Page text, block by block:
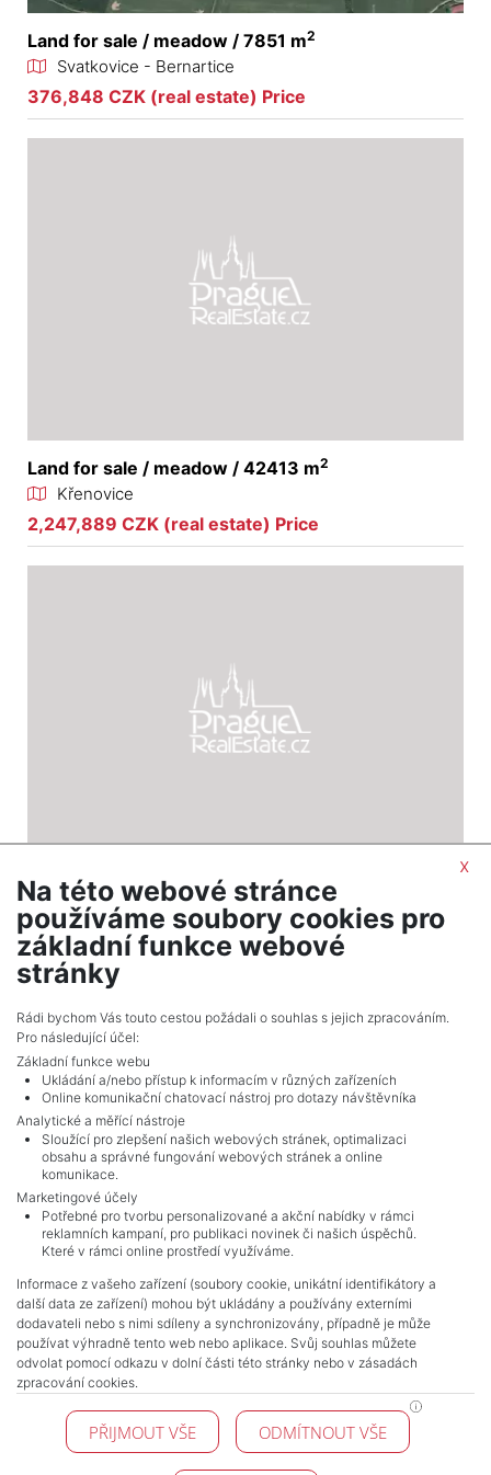
Land for sale / meadow / 7851 m2
Svatkovice - Bernartice
376,848 CZK (real estate) Price
Land for sale / meadow / 42413 m2
Křenovice
2,247,889 CZK (real estate) Price
Land for sale / meadow / 2785 m2
Křenovice
150,000 CZK (real estate) Price
Adverts total4.
NAVIGACE
Terms and conditions
Protection of personal data
Real estate's
Contact
Cookie processing
KONTAKT
Pražské reality
x
Na této webové stránce
používáme soubory cookies pro
základní funkce webové
stránky
Rádi bychom Vás touto cestou požádali o souhlas s jejich zpracováním.
Pro následující účel:
Základní funkce webu
Ukládání a/nebo přístup k informacím v různých zařízeních
Online komunikační chatovací nástroj pro dotazy návštěvníka
Analytické a měřící nástroje
Sloužící pro zlepšení našich webových stránek, optimalizaci
obsahu a správné fungování webových stránek a online
komunikace.
Marketingové účely
Potřebné pro tvorbu personalizované a akční nabídky v rámci
reklamních kampaní, pro publikaci novinek či našich úspěchů.
Které v rámci online prostředí využíváme.
Informace z vašeho zařízení (soubory cookie, unikátní identifikátory a
další data ze zařízení) mohou být ukládány a používány externími
dodavateli nebo s nimi sdíleny a synchronizovány, případně je může
používat výhradně tento web nebo aplikace. Svůj souhlas můžete
odvolat pomocí odkazu v dolní části této stránky nebo v zásadách
zpracování cookies.
PŘIJMOUT VŠE ODMÍTNOUT VŠE